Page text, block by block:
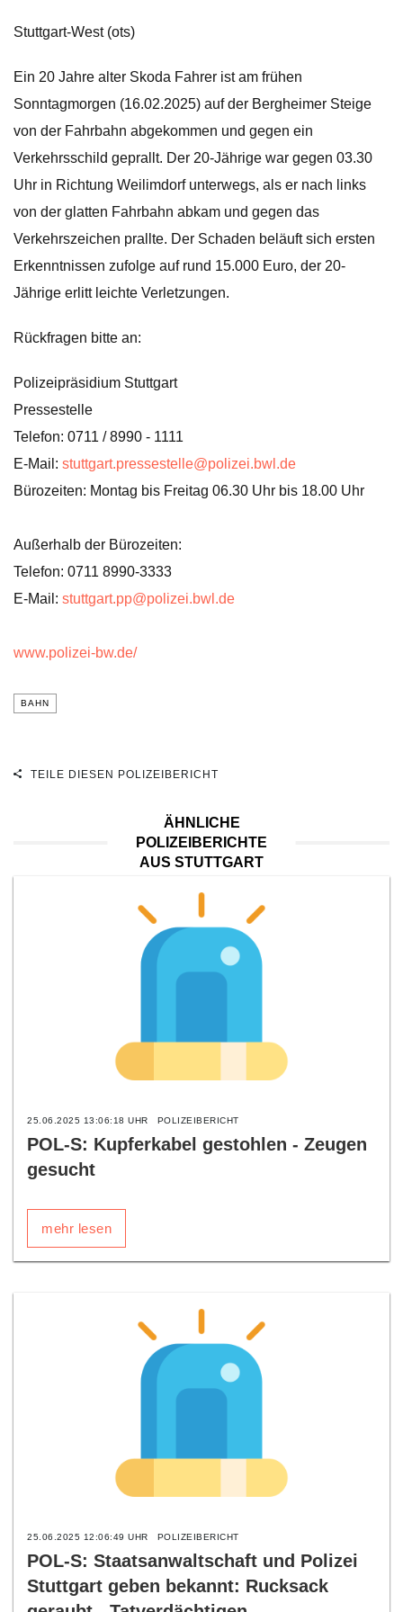
Stuttgart-West (ots)
Ein 20 Jahre alter Skoda Fahrer ist am frühen
Sonntagmorgen (16.02.2025) auf der Bergheimer Steige
von der Fahrbahn abgekommen und gegen ein
Verkehrsschild geprallt. Der 20-Jährige war gegen 03.30
Uhr in Richtung Weilimdorf unterwegs, als er nach links
von der glatten Fahrbahn abkam und gegen das
Verkehrszeichen prallte. Der Schaden beläuft sich ersten
Erkenntnissen zufolge auf rund 15.000 Euro, der 20-
Jährige erlitt leichte Verletzungen.
Rückfragen bitte an:
Polizeipräsidium Stuttgart
Pressestelle
Telefon: 0711 / 8990 - 1111
E-Mail: stuttgart.pressestelle@polizei.bwl.de
Bürozeiten: Montag bis Freitag 06.30 Uhr bis 18.00 Uhr
Außerhalb der Bürozeiten:
Telefon: 0711 8990-3333
E-Mail: stuttgart.pp@polizei.bwl.de
www.polizei-bw.de/
BAHN
TEILE DIESEN POLIZEIBERICHT
ÄHNLICHE
POLIZEIBERICHTE
AUS STUTTGART
25.06.2025 13:06:18 UHR POLIZEIBERICHT
POL-S: Kupferkabel gestohlen - Zeugen
gesucht
mehr lesen
25.06.2025 12:06:49 UHR POLIZEIBERICHT
POL-S: Staatsanwaltschaft und Polizei
Stuttgart geben bekannt: Rucksack